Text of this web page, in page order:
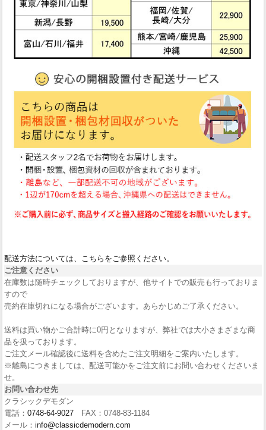
配送方法については、こちらをご参照ください。
ご注意ください
在庫数は随時チェックしておりますが、他サイトでの販売も行っておりま
すので
売約在庫切れになる場合がございます。あらかじめご了承ください。
送料は買い物かご合計時に0円となりますが、弊社では大小さまざまな商
品を扱っております。
ご注文メール確認後に送料を含めたご注文明細をご案内いたします。
※離島につきましては、配送可能かをご注文前にお問い合わせくださいま
せ。
お問い合わせ先
クラシックデモダン
電話： 0748-64-9027 FAX：0748-83-1184
メール： info@classicdemodern.com